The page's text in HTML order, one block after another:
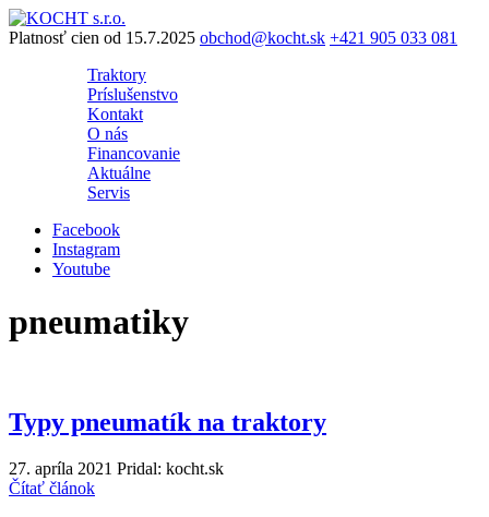
Preskočiť
na
Platnosť cien od 15.7.2025 obchod@kocht.sk +421 905 033 081
Traktory
Príslušenstvo
Kontakt
O nás
Financovanie
Aktuálne
Servis
Facebook
Instagram
Youtube
pneumatiky
Typy pneumatík na traktory
27. apríla 2021 Pridal: kocht.sk
Čítať článok